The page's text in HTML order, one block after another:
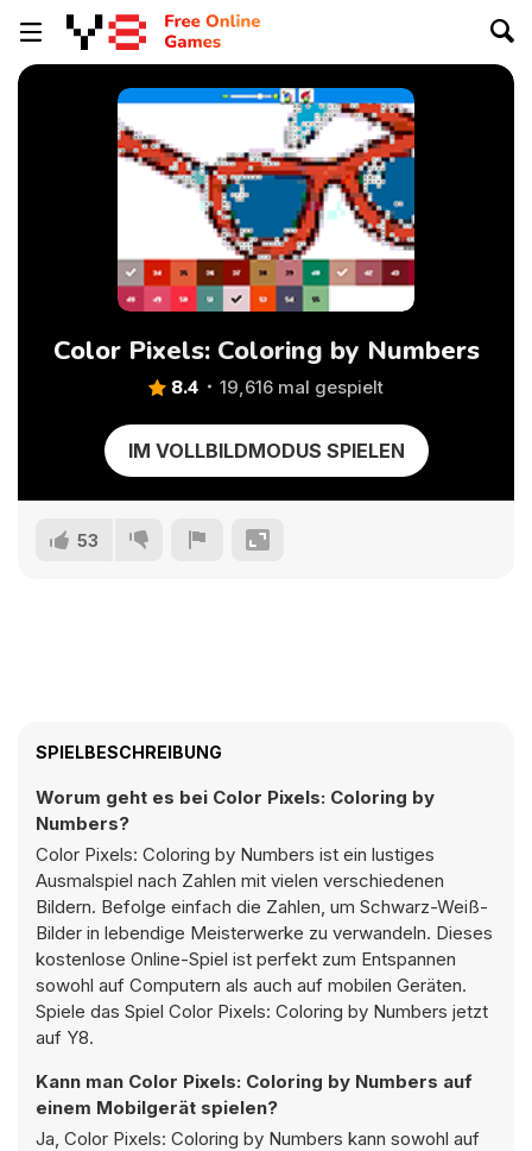
Color Pixels: Coloring by Numbers
8.4 19,616 mal gespielt
IM VOLLBILDMODUS SPIELEN
53
SPIELBESCHREIBUNG
Worum geht es bei Color Pixels: Coloring by
Numbers?
Color Pixels: Coloring by Numbers ist ein lustiges
Ausmalspiel nach Zahlen mit vielen verschiedenen
Bildern. Befolge einfach die Zahlen, um Schwarz-Weiß-
Bilder in lebendige Meisterwerke zu verwandeln. Dieses
kostenlose Online-Spiel ist perfekt zum Entspannen
sowohl auf Computern als auch auf mobilen Geräten.
Spiele das Spiel Color Pixels: Coloring by Numbers jetzt
auf Y8.
Kann man Color Pixels: Coloring by Numbers auf
einem Mobilgerät spielen?
Ja, Color Pixels: Coloring by Numbers kann sowohl auf